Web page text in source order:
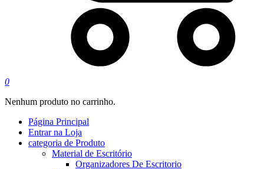
0
Nenhum produto no carrinho.
Página Principal
Entrar na Loja
categoria de Produto
Material de Escritório
Organizadores De Escritorio